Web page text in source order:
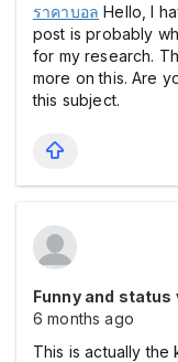
ราคาบอล Hello, I
post is probably
for my research.
more on this. Are
this subject.
Funny and status
6 months ago
This is actually the